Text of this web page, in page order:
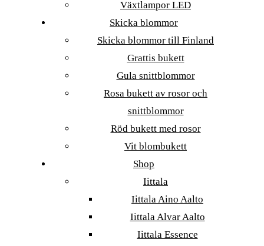
Växtlampor LED
Skicka blommor
Skicka blommor till Finland
Grattis bukett
Gula snittblommor
Rosa bukett av rosor och
snittblommor
Röd bukett med rosor
Vit blombukett
Shop
Iittala
Iittala Aino Aalto
Iittala Alvar Aalto
Iittala Essence